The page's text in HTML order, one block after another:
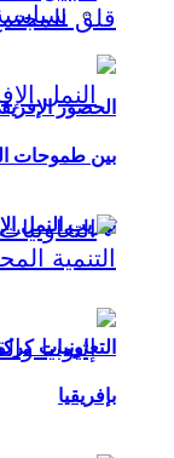
تهريب النمل
الحضور
بين طموحات
التعاونيات
بإفريقيا